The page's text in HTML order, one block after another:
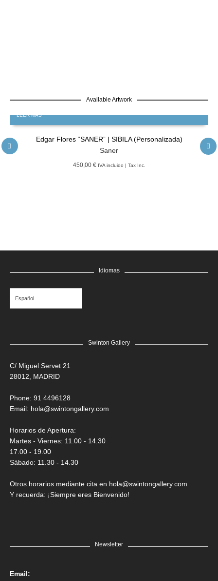
Available Artwork
LEER MÁS
Edgar Flores “SANER” | SIBILA (Personalizada)
Saner
450,00 € IVA incluido | Tax Inc.
LEER MÁS
Edgar Flores “SANER” | El rostro de todas las vidas
Idiomas
Español
Swinton Gallery
C/ Miguel Servet 21
28012, MADRID
Phone: 91 4496128
Email: hola@swintongallery.com
Horarios de Apertura:
Martes - Viernes: 11.00 - 14.30
17.00 - 19.00
Sábado: 11.30 - 14.30
Otros horarios mediante cita en hola@swintongallery.com
Y recuerda: ¡Siempre eres Bienvenido!
Newsletter
Email: